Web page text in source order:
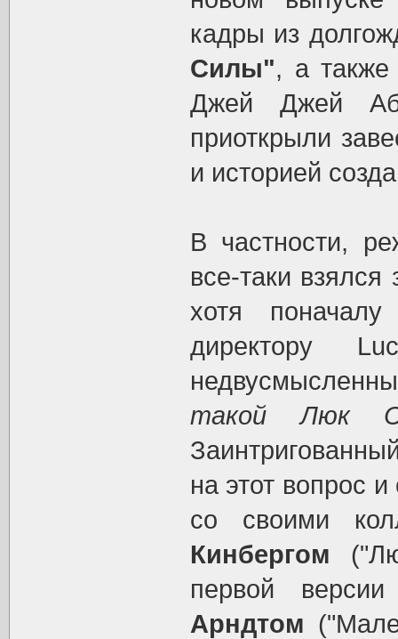
кадры из
Силы", а
Джей Джей
приоткрыли
и историей
В частности,
все-таки
хотя
директору
такой Люк
на этот вопрос
со своими
Кинбергом
первой
Арндтом